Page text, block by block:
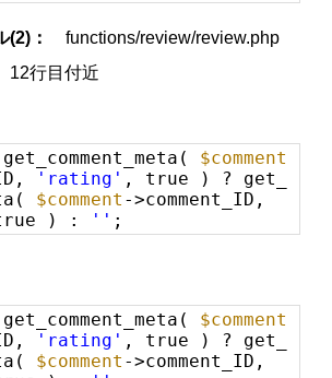
(2)：
functions/review/review.php
12行目付近
$comment
'rating' , true ) ? get_
$comment ->comment_ID,
) : '' ;
$comment
'rating' , true ) ? get_
$comment ->comment_ID,